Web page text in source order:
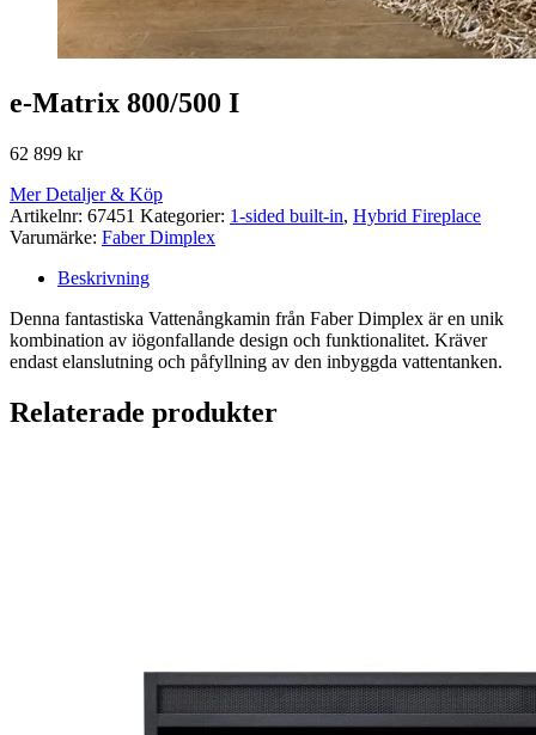
e-Matrix 800/500 I
62 899 kr
Mer Detaljer & Köp
Artikelnr: 67451 Kategorier: 1-sided built-in, Hybrid Fireplace
Varumärke: Faber Dimplex
Beskrivning
Denna fantastiska Vattenångkamin från Faber Dimplex är en unik
kombination av iögonfallande design och funktionalitet. Kräver
endast elanslutning och påfyllning av den inbyggda vattentanken.
Relaterade produkter